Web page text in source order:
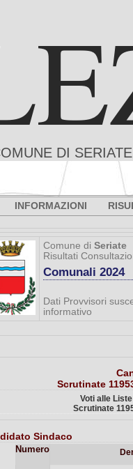
DI
INFORMAZIONI
Comune di Seriate
Risultati
Comunali 2024
Dati Provvisori
informativo
Scrutinate
Voti alle
Scrutinate
Sindaco
Numero